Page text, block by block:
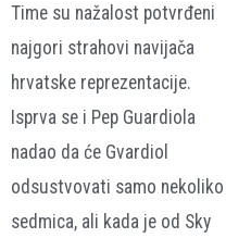
Time su nažalost potvrđeni
najgori strahovi navijača
hrvatske reprezentacije.
Isprva se i Pep Guardiola
nadao da će Gvardiol
odsustvovati samo nekoliko
sedmica, ali kada je od Sky